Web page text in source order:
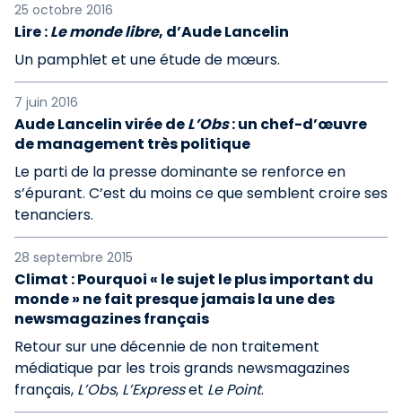
25 octobre 2016
Lire :Le monde libre, d’Aude Lancelin
Un pamphlet et une étude de mœurs.
7 juin 2016
Aude Lancelin virée deL’Obs: un chef-d’œuvre
de management très politique
Le parti de la presse dominante se renforce en
s’épurant. C’est du moins ce que semblent croire ses
tenanciers.
28 septembre 2015
Climat : Pourquoi « le sujet le plus important du
monde » ne fait presque jamais la une des
newsmagazines français
Retour sur une décennie de non traitement
médiatique par les trois grands newsmagazines
français, L’Obs, L’Expresset Le Point.